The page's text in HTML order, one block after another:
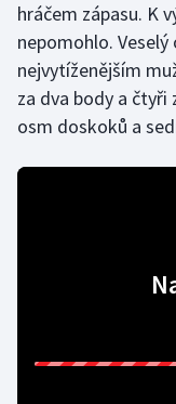
Dostihy
Florbal
Futsal
Golf
hráčem zápasu. K
nepomohlo.
nejvytíženějším
za dva body a
osm doskoků a